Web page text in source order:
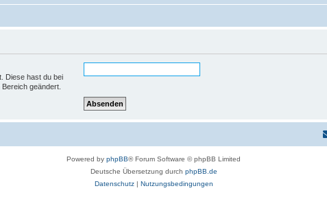
Diese hast du bei
geändert.
Powered by phpBB® Forum Software © phpBB Limited
Deutsche Übersetzung durch phpBB.de
Datenschutz| Nutzungsbedingungen